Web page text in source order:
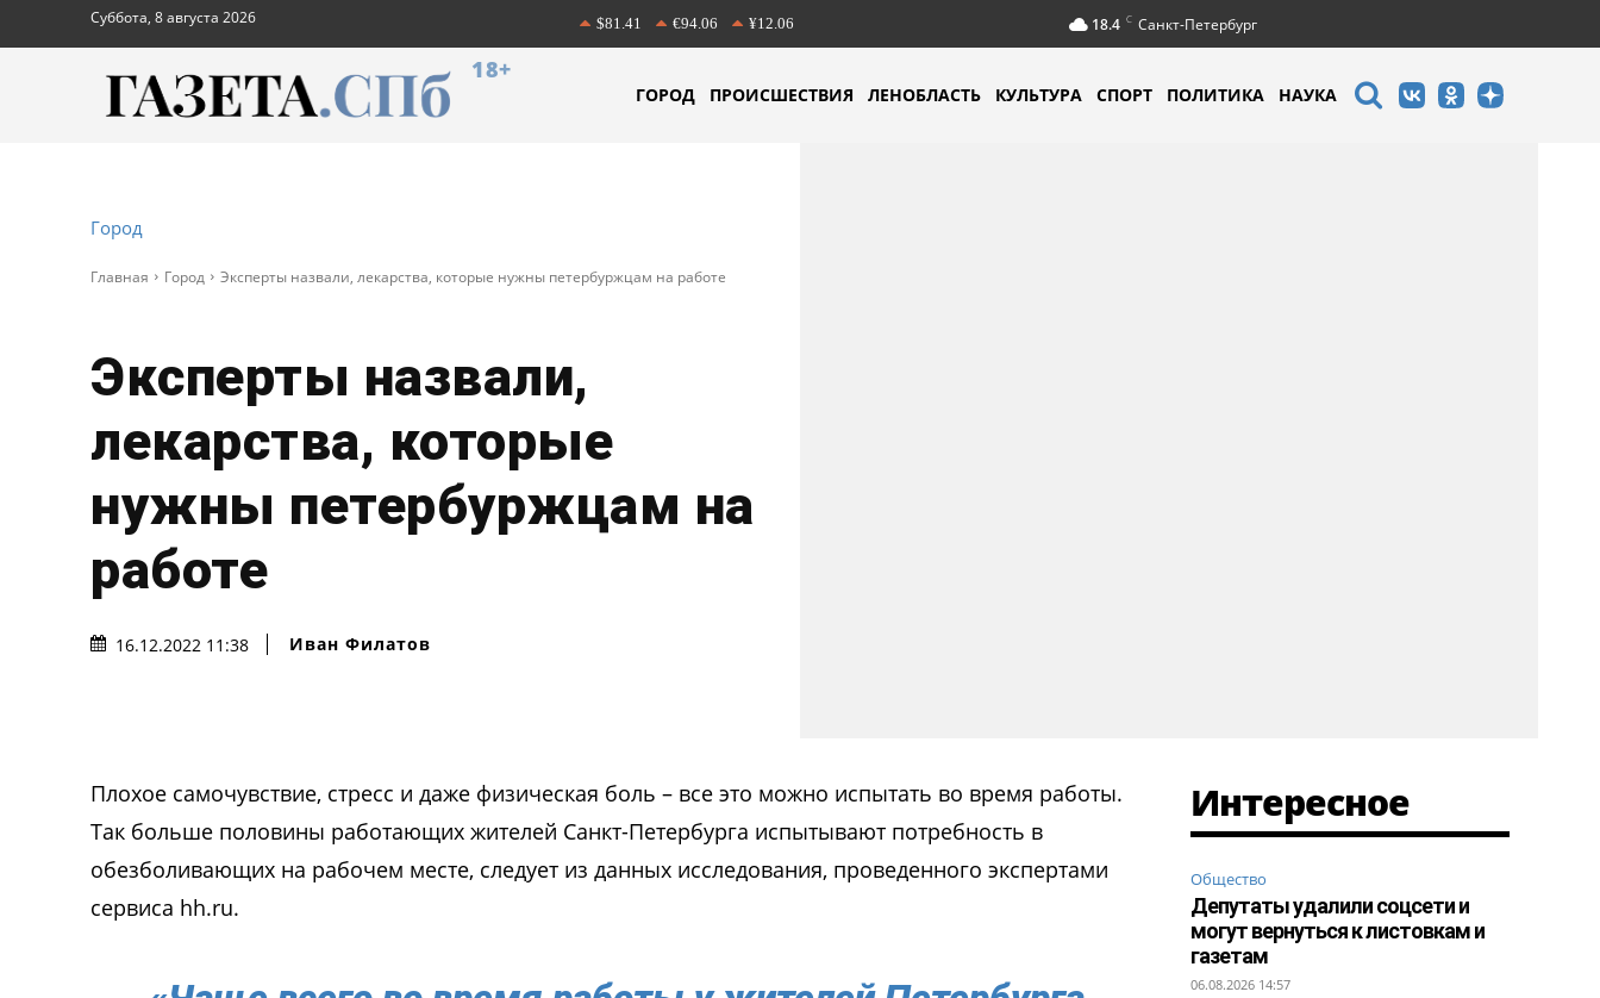
Суббота, 8 августа 2026 $81.41 €94.06 ¥12.06 18.4 C Санкт-Петербург
18+
ГОРОД ПРОИСШЕСТВИЯ ЛЕНОБЛАСТЬ КУЛЬТУРА СПОРТ ПОЛИТИКА НАУКА
Город
Главная Город Эксперты назвали, лекарства, которые нужны петербуржцам на работе
Эксперты назвали,
лекарства, которые
нужны петербуржцам на
работе
16.12.2022 11:38 Иван Филатов
Плохое самочувствие, стресс и даже физическая боль – все это можно испытать во время работы.
Так больше половины работающих жителей Санкт-Петербурга испытывают потребность в
обезболивающих на рабочем месте, следует из данных исследования, проведенного экспертами
сервиса hh.ru.
Интересное
Общество
Депутаты удалили соцсети и
могут вернуться к листовкам и
газетам
06.08.2026 14:57